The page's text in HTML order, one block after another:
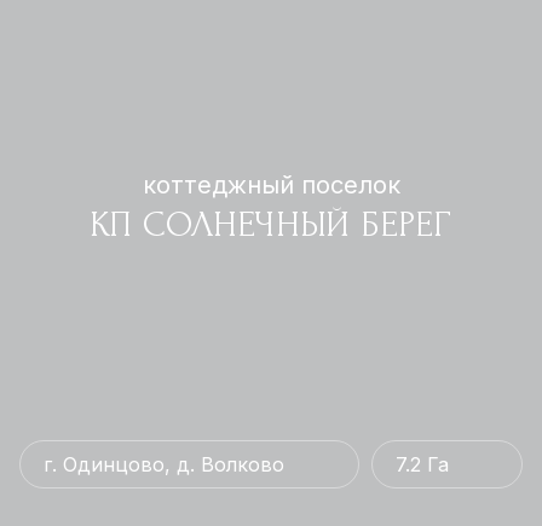
коттеджный поселок
КП СОЛНЕЧНЫЙ БЕРЕГ
г. Одинцово, д. Волково 7.2 Га